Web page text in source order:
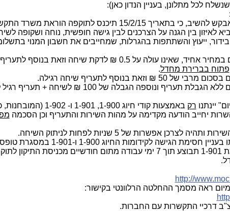
לכל מתלונן, בעניין הנדון כאן):
1. לעניין שאלתך בנושא מספרי פרימיום אבקש להשיב, כי בתאריך 15/2/15 תיכנס
לאיזון בין הגנה על הצרכנים לבין גישה חופשית, נוחה ושקופה
בידור, ייעוץ והשתתפות בהגרלות, שמחייבים את חשבון המנוי
3.קידומת 1-900 הוקצתה לשירות פרימיום במחיר אחיד, שאינו עולה על 0.5 ₪ לדקת שיחה וזאת
פתוח בברירת מחדל.
5. קידומת 1-902 הוקצתה לשירות פרימיום ללא הגבלת תעריף ונוספה הגבלה של 100 ₪
רק
באמצעות קודי חיוג 1-900, 1-901 ו- 1-
יחייב הודעה מקדימה על מהות השירות והתעריף וכן הסכמה
8. בנוסף, יתאפשר למנוי לסמן את בחירתו בעניין חסימת הגישה לקידומות
לשירותים (חסימה בברירת מחדל לקידומת 1-901 תבוצע תוך 7 ימי עבודה מתום חודשיים מכניסת
http://